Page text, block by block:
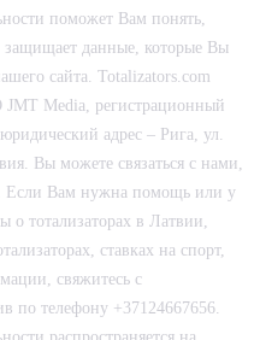
поможет Вам понять,
защищает данные, которые Вы
сайта. Totalizators.com
Media, регистрационный
адрес – Рига, ул.
Вы можете связаться с нами,
Если Вам нужна помощь или у
о тотализаторах в Латвии,
ставках на спорт,
свяжитесь с
по телефону +37124667656.